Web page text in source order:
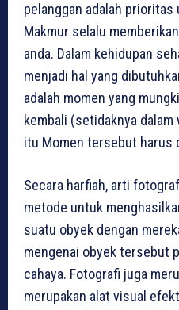
pelanggan adalah prioritas
Makmur selalu
anda. Dalam kehidupan
menjadi hal yang
adalah momen yang
kembali (setidaknya
itu Momen tersebut harus
Secara harfiah, arti
metode untuk
suatu obyek dengan
mengenai obyek tersebut
cahaya. Fotografi juga
merupakan alat visual